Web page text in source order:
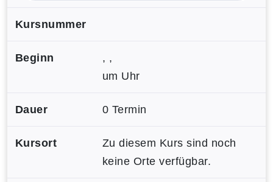
Kursnummer
Beginn
, ,
um Uhr
Dauer 0 Termin
Kursort
Zu diesem Kurs sind noch
keine Orte verfügbar.